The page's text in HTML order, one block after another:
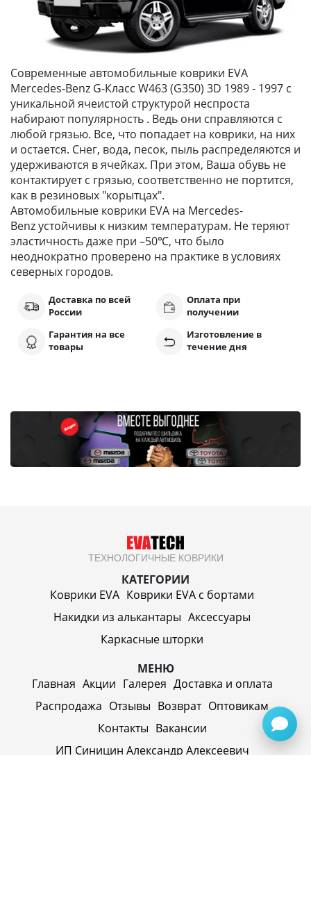
Современные автомобильные коврики EVA
Mercedes-Benz G-Класс W463 (G350) 3D 1989 - 1997 с
уникальной ячеистой структурой неспроста
набирают популярность . Ведь они справляются с
любой грязью. Все, что попадает на коврики, на них
и остается. Снег, вода, песок, пыль распределяются и
удерживаются в ячейках. При этом, Ваша обувь не
контактирует с грязью, соответственно не портится,
как в резиновых "корытцах".
Автомобильные коврики EVA на Mercedes-
Benz устойчивы к низким температурам. Не теряют
эластичность даже при –50℃, что было
неоднократно проверено на практике в условиях
северных городов.
Доставка по всей
России
Оплата при
получении
Гарантия на все
товары
Изготовление в
течение дня
ТЕХНОЛОГИЧНЫЕ КОВРИКИ
КАТЕГОРИИ
Коврики EVA Коврики EVA c бортами
Накидки из алькантары Аксессуары
Каркасные шторки
МЕНЮ
Главная Акции Галерея Доставка и оплата
Распродажа Отзывы Возврат Оптовикам
Контакты Вакансии
ИП Синицин Александр Алексеевич